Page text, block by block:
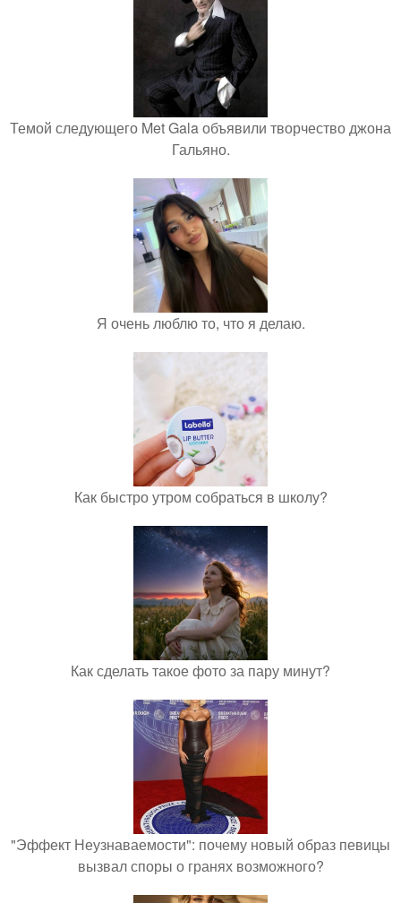
Темой следующего Met Gala объявили творчество джона
Гальяно.
Я очень люблю то, что я делаю.
Как быстро утром собраться в школу?
Как сделать такое фото за пару минут?
"Эффект Неузнаваемости": почему новый образ певицы
вызвал споры о гранях возможного?